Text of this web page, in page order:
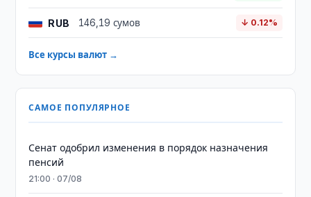
RUB 146,19 сумов ↓ 0.12%
Все курсы валют →
САМОЕ ПОПУЛЯРНОЕ
Сенат одобрил изменения в порядок назначения
пенсий
21:00 · 07/08